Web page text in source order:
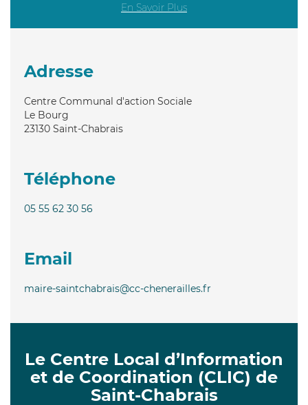
En Savoir Plus
Adresse
Centre Communal d'action Sociale
Le Bourg
23130 Saint-Chabrais
Téléphone
05 55 62 30 56
Email
maire-saintchabrais@cc-chenerailles.fr
Le Centre Local d’Information
et de Coordination (CLIC) de
Saint-Chabrais